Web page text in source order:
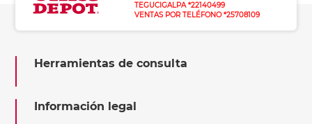
TEGUCIGALPA *22140499
VENTAS POR TELÉFONO *25708109
Herramientas de consulta
Información legal